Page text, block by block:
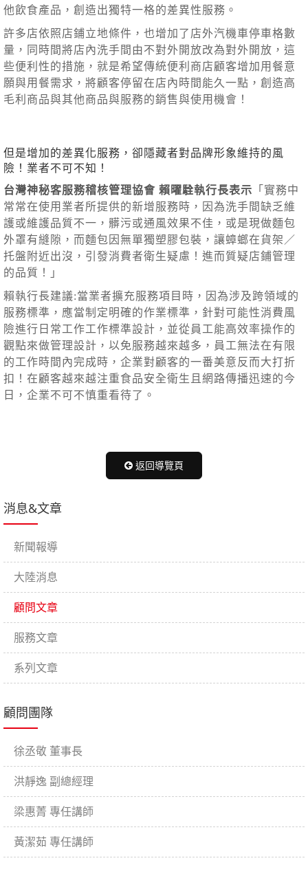
他飲食產品，創造出獨特一格的差異性服務。
許多店依照店鋪立地條件，也增加了店外汽機車停車格數
量，同時間將店內洗手間由不對外開放改為對外開放，這
些便利性的措施，就是希望傳統便利商店顧客增加用餐意
願與用餐需求，將顧客停留在店內時間能久一點，創造高
毛利商品與其他商品與服務的銷售與使用機會！
但是增加的差異化服務，卻隱藏者對品牌形象維持的風
險！業者不可不知！
台灣神秘客服務稽核管理協會 賴曜駩執行長表示 「實務中
常常在使用業者所提供的新增服務時，因為洗手間缺乏維
護或維護品質不一，髒污或通風效果不佳，或是現做麵包
外罩有縫隙，而麵包因無單獨塑膠包裝，讓蟑螂在貨架／
托盤附近出沒，引發消費者衛生疑慮！進而質疑店鋪管理
的品質！」
賴執行長建議:當業者擴充服務項目時，因為涉及跨領域的
服務標準，應當制定明確的作業標準，針對可能性消費風
險進行日常工作工作標準設計，並從員工能高效率操作的
觀點來做管理設計，以免服務越來越多，員工無法在有限
的工作時間內完成時，企業對顧客的一番美意反而大打折
扣！在顧客越來越注重食品安全衛生且網路傳播迅速的今
日，企業不可不慎重看待了。
返回導覽頁
消息&文章
新聞報導
大陸消息
顧問文章
服務文章
系列文章
顧問團隊
徐丞敬 董事長
洪靜逸 副總經理
梁惠菁 專任講師
黃潔茹 專任講師